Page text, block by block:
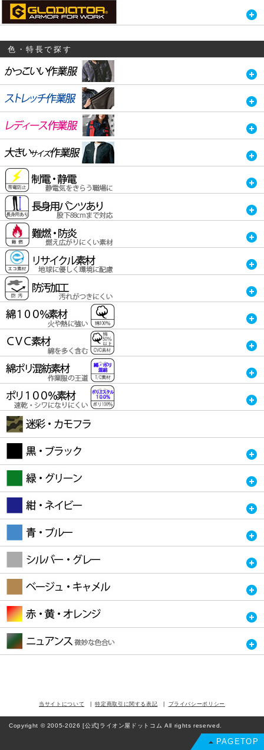
色・特長で探す
当サイトについて 特定商取引に関する表記 プライバシーポリシー
Copyright © 2005-2026 [公式]ライオン屋ドットコム All rights reserved.
PAGETOP